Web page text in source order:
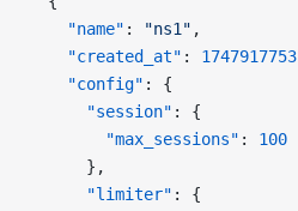
    "name"
: "ns1" ,
    "created_at"
: 1747917753
    "config"
: {
      "session"
: {
        "max_sessions"
: 100
      },
      "limiter"
: {